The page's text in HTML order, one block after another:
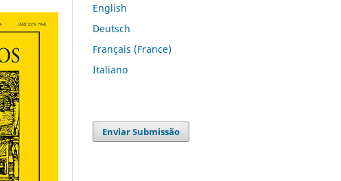
English
Deutsch
Français (France)
Italiano
Enviar Submissão